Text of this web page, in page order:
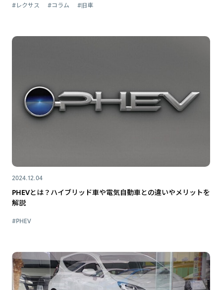
#レクサス #コラム #旧車
2024.12.04
PHEVとは？ハイブリッド車や電気自動車との違いやメリットを
解説
#PHEV